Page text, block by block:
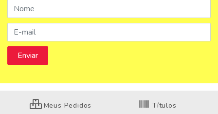
Meus Pedidos Títulos